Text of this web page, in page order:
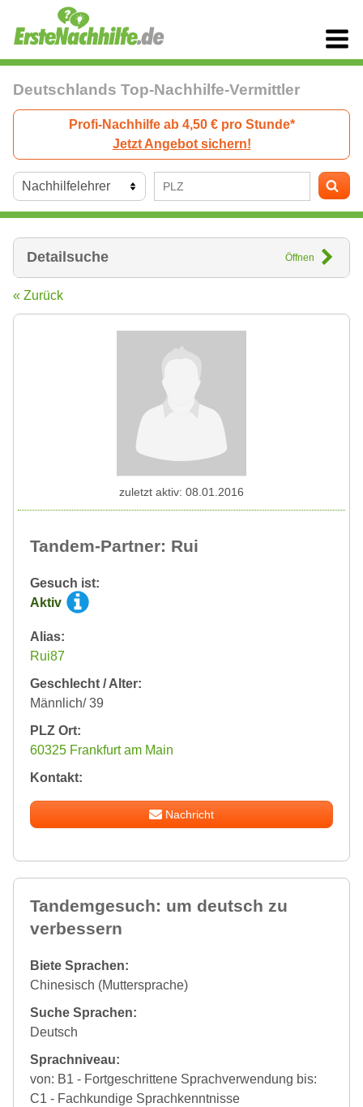
Deutschlands Top-Nachhilfe-Vermittler
Profi-Nachhilfe ab 4,50 € pro Stunde*
Jetzt Angebot sichern!
Detailsuche Öffnen
« Zurück
Tandem-Partner: Rui
Gesuch ist:
Aktiv
Alias:
Rui87
Geschlecht / Alter:
Männlich/ 39
PLZ Ort:
60325 Frankfurt am Main
Kontakt:
Nachricht
zuletzt aktiv: 08.01.2016
Tandemgesuch: um deutsch zu
verbessern
Biete Sprachen:
Chinesisch (Muttersprache)
Suche Sprachen:
Deutsch
Sprachniveau:
von: B1 - Fortgeschrittene Sprachverwendung bis:
C1 - Fachkundige Sprachkenntnisse